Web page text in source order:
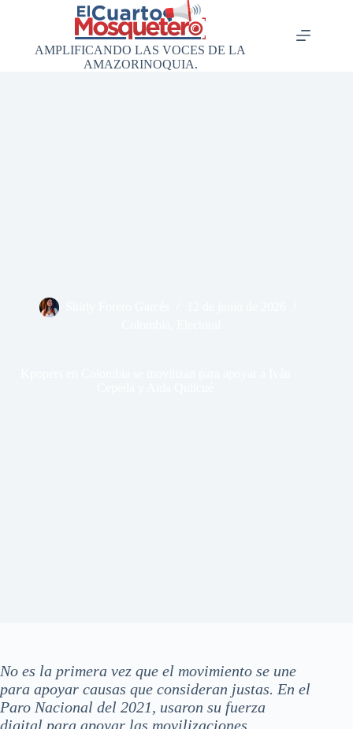
AMPLIFICANDO LAS VOCES DE LA
AMAZORINOQUIA.
No es la primera vez que el movimiento se une
para apoyar causas que consideran justas. En el
Paro Nacional del 2021, usaron su fuerza
digital para apoyar las movilizaciones.